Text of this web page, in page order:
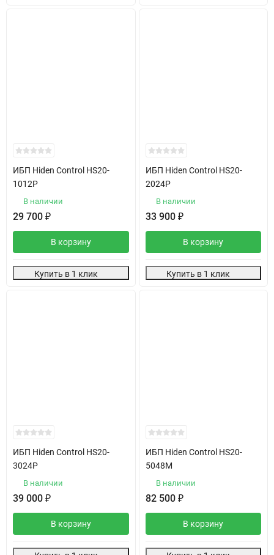
ИБП Hiden Control HS20-
1012P
В наличии
29 700 ₽
В корзину
Купить в 1 клик
ИБП Hiden Control HS20-
2024P
В наличии
33 900 ₽
В корзину
Купить в 1 клик
ИБП Hiden Control HS20-
3024P
В наличии
39 000 ₽
В корзину
ИБП Hiden Control HS20-
5048M
В наличии
82 500 ₽
В корзину